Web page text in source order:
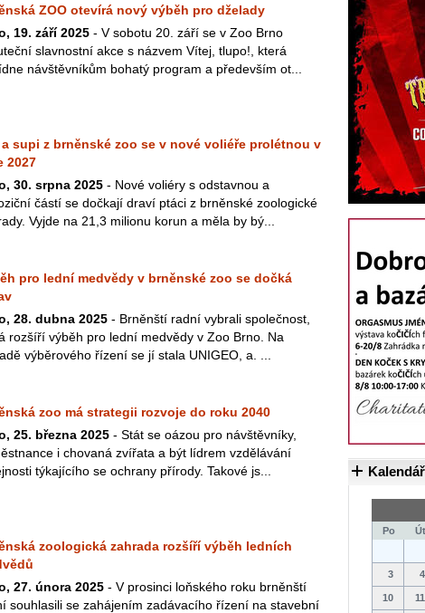
ZOO otevírá nový výběh pro dželady
19. září 2025 - V sobotu 20. září se v Zoo Brno
slavnostní akce s názvem Vítej, tlupo!, která
návštěvníkům bohatý program a především ot...
supi z brněnské zoo se v nové voliéře prolétnou v
2027
30. srpna 2025 - Nové voliéry s odstavnou a
částí se dočkají draví ptáci z brněnské zoologické
Vyjde na 21,3 milionu korun a měla by bý...
pro lední medvědy v brněnské zoo se dočká
28. dubna 2025 - Brněnští radní vybrali společnost,
rozšíří výběh pro lední medvědy v Zoo Brno. Na
výběrového řízení se jí stala UNIGEO, a. ...
zoo má strategii rozvoje do roku 2040
25. března 2025 - Stát se oázou pro návštěvníky,
i chovaná zvířata a být lídrem vzdělávání
týkajícího se ochrany přírody. Takové js...
zoologická zahrada rozšíří výběh ledních
27. února 2025 - V prosinci loňského roku brněnští
souhlasili se zahájením zadávacího řízení na stavební
Kalendář
Po Út
3 4
10 11